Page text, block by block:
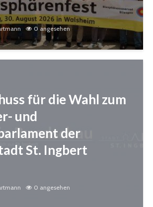
0 angesehen
für die Wahl zum
und
der
St. Ingbert
0 angesehen